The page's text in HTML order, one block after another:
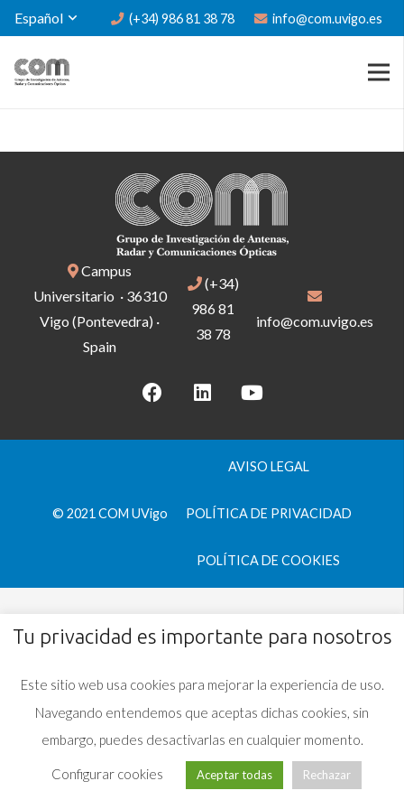
Español (+34) 986 81 38 78 info@com.uvigo.es
Campus
Universitario · 36310
Vigo (Pontevedra) ·
Spain
(+34)
986 81
38 78
info@com.uvigo.es
© 2021 COM UVigo
AVISO LEGAL
POLÍTICA DE PRIVACIDAD
POLÍTICA DE COOKIES
Tu privacidad es importante para nosotros
Este sitio web usa cookies para mejorar la experiencia de uso.
Navegando entendemos que aceptas dichas cookies, sin
embargo, puedes desactivarlas en cualquier momento.
Configurar cookies Aceptar todas Rechazar